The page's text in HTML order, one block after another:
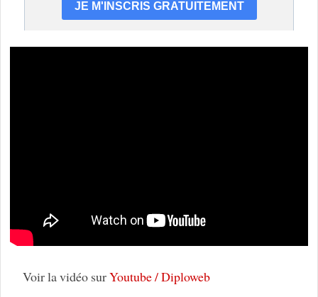
Voir la vidéo surYoutube / Diploweb